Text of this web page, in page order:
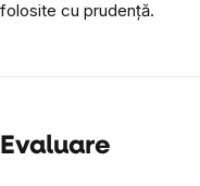
folosite cu prudență.
Evaluare